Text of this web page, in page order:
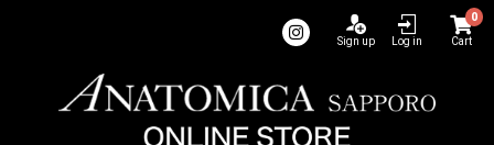
Sign up Log in
0
Cart